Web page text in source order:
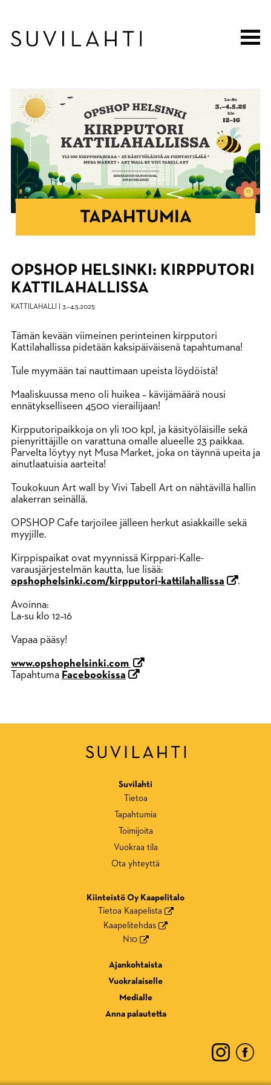
TAPAHTUMIA
OPSHOP HELSINKI: KIRPPUTORI
KATTILAHALLISSA
KATTILAHALLI 3.–4.5.2025
Tämän kevään viimeinen perinteinen kirpputori
Kattilahallissa pidetään kaksipäiväisenä tapahtumana!
Tule myymään tai nauttimaan upeista löydöistä!
Maaliskuussa meno oli huikea – kävijämäärä nousi
ennätykselliseen 4500 vierailijaan!
Kirpputoripaikkoja on yli 100 kpl, ja käsityöläisille sekä
pienyrittäjille on varattuna omalle alueelle 23 paikkaa.
Parvelta löytyy nyt Musa Market, joka on täynnä upeita ja
ainutlaatuisia aarteita!
Toukokuun Art wall by Vivi Tabell Art on nähtävillä hallin
alakerran seinällä.
OPSHOP Cafe tarjoilee jälleen herkut asiakkaille sekä
myyjille.
Kirppispaikat ovat myynnissä Kirppari-Kalle-
varausjärjestelmän kautta, lue lisää:
opshophelsinki.com/kirpputori-kattilahallissa
.
Avoinna:
La-su klo 12–16
Vapaa pääsy!
www.opshophelsinki.com
Tapahtuma Facebookissa
Suvilahti
Tietoa
Tapahtumia
Toimijoita
Vuokraa tila
Ota yhteyttä
Kiinteistö Oy Kaapelitalo
Tietoa Kaapelista
Kaapelitehdas
N10
Ajankohtaista
Vuokralaiselle
Medialle
Anna palautetta